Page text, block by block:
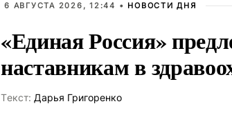
6 АВГУСТА 2026, 12:44 • НОВОСТИ ДНЯ
«Единая Россия»
наставникам в
Tекст: Дарья Григоренко